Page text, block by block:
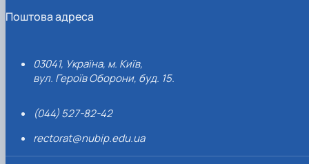
Поштова адреса
03041, Україна, м. Київ,
вул. Героїв Оборони, буд. 15.
(044) 527-82-42
rectorat@nubip.edu.ua